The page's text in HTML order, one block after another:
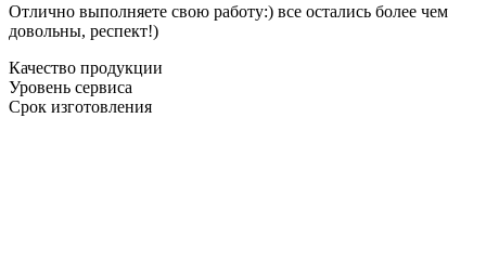
Отлично выполняете свою работу:) все остались более чем
довольны, респект!)
Качество продукции
Уровень сервиса
Срок изготовления